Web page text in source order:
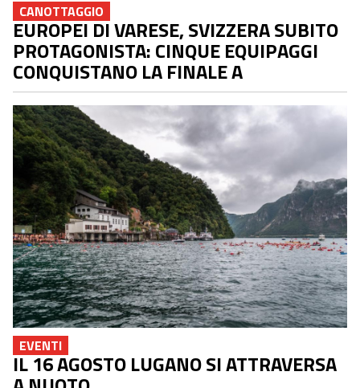
CANOTTAGGIO
EUROPEI DI VARESE, SVIZZERA SUBITO
PROTAGONISTA: CINQUE EQUIPAGGI
CONQUISTANO LA FINALE A
EVENTI
IL 16 AGOSTO LUGANO SI ATTRAVERSA